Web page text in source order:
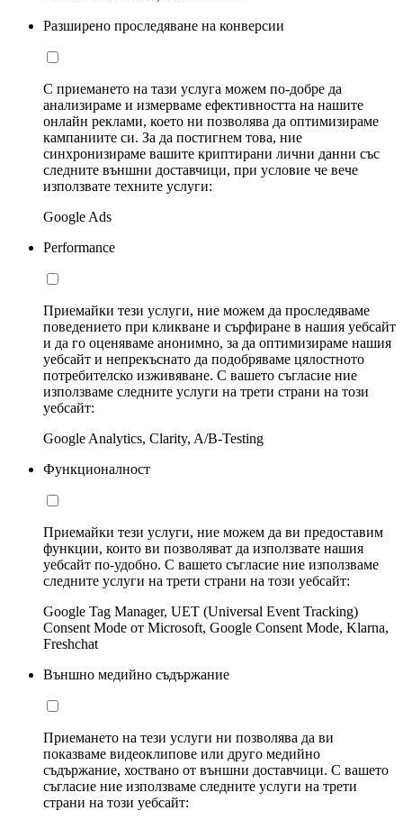
Разширено проследяване на конверсии
С приемането на тази услуга можем по-добре да
анализираме и измерваме ефективността на нашите
онлайн реклами, което ни позволява да оптимизираме
кампаниите си. За да постигнем това, ние
синхронизираме вашите криптирани лични данни със
следните външни доставчици, при условие че вече
използвате техните услуги:
Google Ads
Performance
Приемайки тези услуги, ние можем да проследяваме
поведението при кликване и сърфиране в нашия уебсайт
и да го оценяваме анонимно, за да оптимизираме нашия
уебсайт и непрекъснато да подобряваме цялостното
потребителско изживяване. С вашето съгласие ние
използваме следните услуги на трети страни на този
уебсайт:
Google Analytics, Clarity, A/B-Testing
Функционалност
Приемайки тези услуги, ние можем да ви предоставим
функции, които ви позволяват да използвате нашия
уебсайт по-удобно. С вашето съгласие ние използваме
следните услуги на трети страни на този уебсайт:
Google Tag Manager, UET (Universal Event Tracking)
Consent Mode от Microsoft, Google Consent Mode, Klarna,
Freshchat
Външно медийно съдържание
Приемането на тези услуги ни позволява да ви
показваме видеоклипове или друго медийно
съдържание, хоствано от външни доставчици. С вашето
съгласие ние използваме следните услуги на трети
страни на този уебсайт: